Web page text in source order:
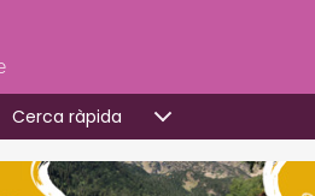
Cerca ràpida